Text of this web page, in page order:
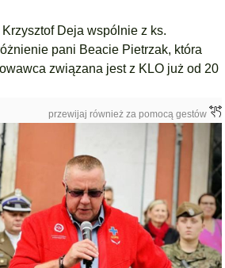
Krzysztof Deja wspólnie z ks.
pani Beacie Pietrzak, która
związana jest z KLO już od 20
przewijaj również za pomocą gestów